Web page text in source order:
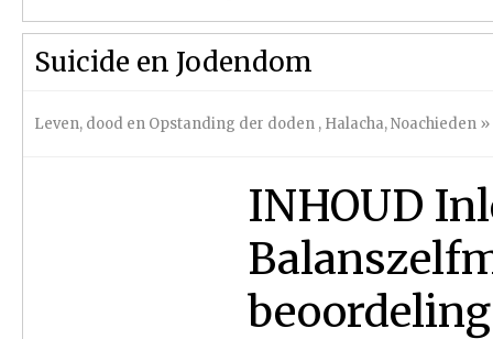
Suicide en Jodendom
Leven, dood en Opstanding der doden , Halacha,Noachieden »
INHOUD